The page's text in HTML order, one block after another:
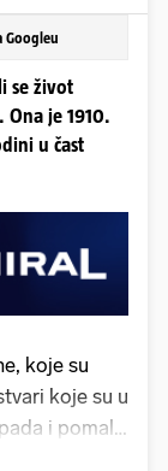
Googleu
se život
Ona je 1910.
u čast
koje su
koje su u
i pomalo